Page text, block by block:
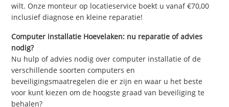
wilt. Onze monteur op locatieservice boekt u vanaf €70,00
inclusief diagnose en kleine reparatie!
Computer installatie Hoevelaken: nu reparatie of advies
nodig?
Nu hulp of advies nodig over computer installatie of de
verschillende soorten computers en
beveiligingsmaatregelen die er zijn en waar u het beste
voor kunt kiezen om de hoogste graad van beveiliging te
behalen?